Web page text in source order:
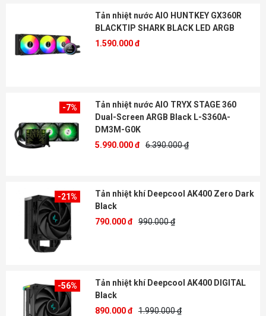
Tản nhiệt nước AIO HUNTKEY GX360R
BLACKTIP SHARK BLACK LED ARGB
1.590.000 đ
-7%
Tản nhiệt nước AIO TRYX STAGE 360
Dual-Screen ARGB Black L-S360A-
DM3M-G0K
5.990.000 đ 6.390.000 ₫
-21%
Tản nhiệt khí Deepcool AK400 Zero Dark
Black
790.000 đ 990.000 ₫
-56%
Tản nhiệt khí Deepcool AK400 DIGITAL
Black
890.000 đ 1.990.000 ₫